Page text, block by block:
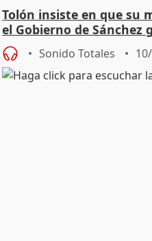
Tolón insiste en que su
el Gobierno de Sánchez
Sonido Totales